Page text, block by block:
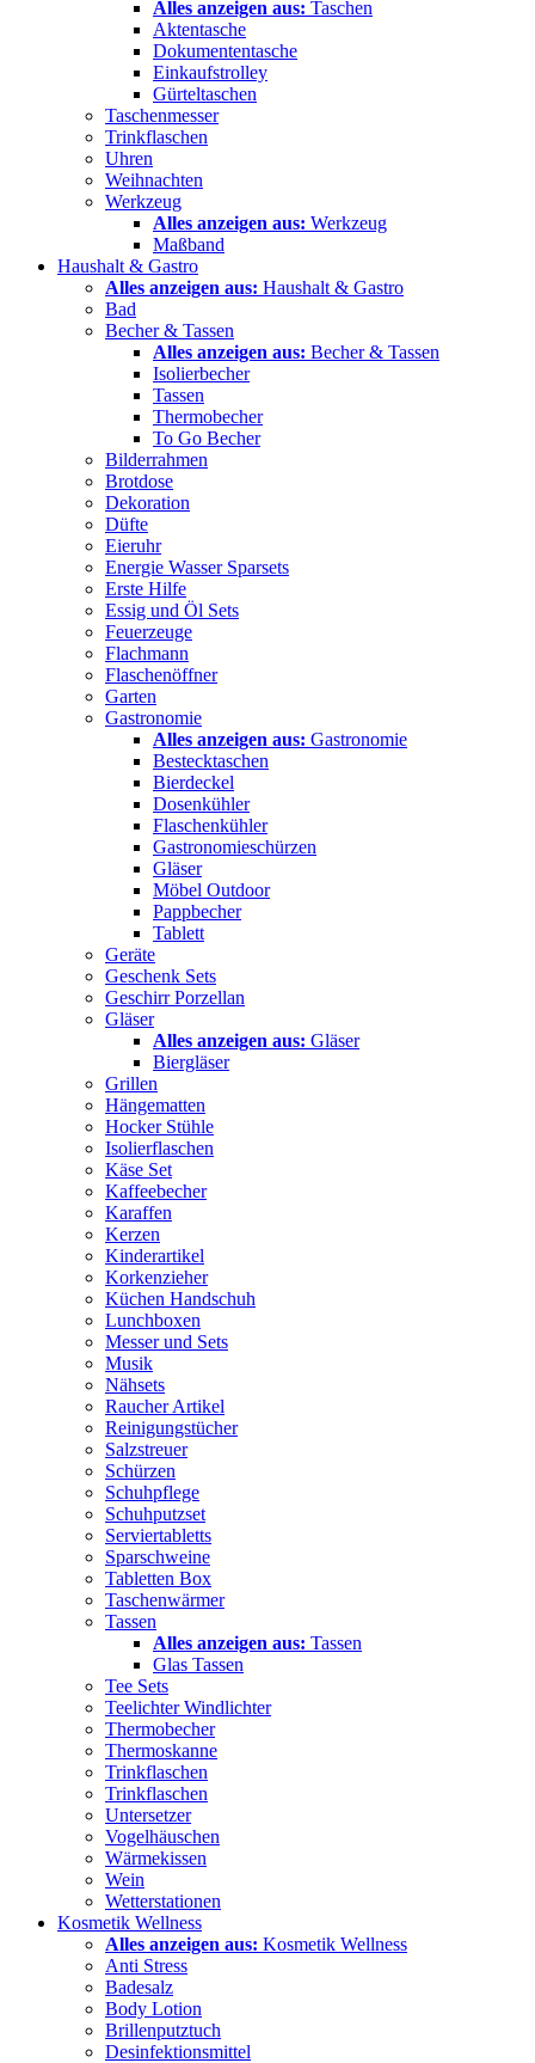
Alles anzeigen aus: Taschen
Aktentasche
Dokumententasche
Einkaufstrolley
Gürteltaschen
Taschenmesser
Trinkflaschen
Uhren
Weihnachten
Werkzeug
Alles anzeigen aus: Werkzeug
Maßband
Haushalt & Gastro
Alles anzeigen aus: Haushalt & Gastro
Bad
Becher & Tassen
Alles anzeigen aus: Becher & Tassen
Isolierbecher
Tassen
Thermobecher
To Go Becher
Bilderrahmen
Brotdose
Dekoration
Düfte
Eieruhr
Energie Wasser Sparsets
Erste Hilfe
Essig und Öl Sets
Feuerzeuge
Flachmann
Flaschenöffner
Garten
Gastronomie
Alles anzeigen aus: Gastronomie
Bestecktaschen
Bierdeckel
Dosenkühler
Flaschenkühler
Gastronomieschürzen
Gläser
Möbel Outdoor
Pappbecher
Tablett
Geräte
Geschenk Sets
Geschirr Porzellan
Gläser
Alles anzeigen aus: Gläser
Biergläser
Grillen
Hängematten
Hocker Stühle
Isolierflaschen
Käse Set
Kaffeebecher
Karaffen
Kerzen
Kinderartikel
Korkenzieher
Küchen Handschuh
Lunchboxen
Messer und Sets
Musik
Nähsets
Raucher Artikel
Reinigungstücher
Salzstreuer
Schürzen
Schuhpflege
Schuhputzset
Serviertabletts
Sparschweine
Tabletten Box
Taschenwärmer
Tassen
Alles anzeigen aus: Tassen
Glas Tassen
Tee Sets
Teelichter Windlichter
Thermobecher
Thermoskanne
Trinkflaschen
Trinkflaschen
Untersetzer
Vogelhäuschen
Wärmekissen
Wein
Wetterstationen
Kosmetik Wellness
Alles anzeigen aus: Kosmetik Wellness
Anti Stress
Badesalz
Body Lotion
Brillenputztuch
Desinfektionsmittel